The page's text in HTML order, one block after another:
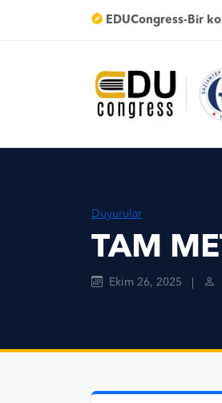
EDUCongress-Bir
Duyurular
TAM
Ekim 26, 2025